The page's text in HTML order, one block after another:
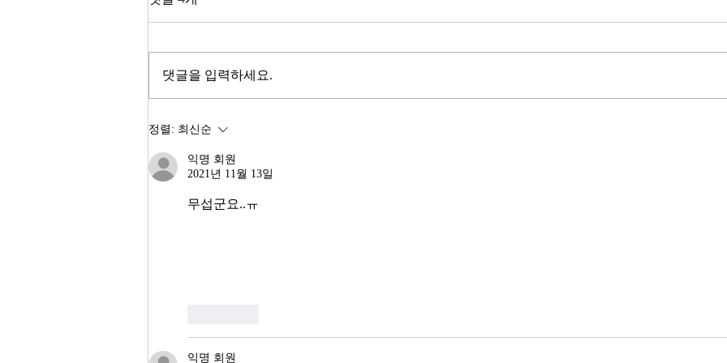
2026년이 밝았다. KOSPI는 4,400
동안 8.71% 올랐다. 1999년 이후
다. 숫자만 보면 대한민국 경제가
그러나 상가 절반이 공실이고, 폐
업 신고가 줄을 잇는다. 자영업자
10명 중 4명 이상이 향후 3년 내
정부가 AI G3를 외치고 있다. 미
서론
는
댓글을 입력하세요.
정렬: 최신순
익명 회원
2021년 11월 13일
무섭군요..ㅠ
익명 회원